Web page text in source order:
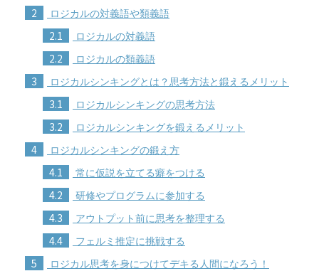
2 ロジカルの対義語や類義語
2.1 ロジカルの対義語
2.2 ロジカルの類義語
3 ロジカルシンキングとは？思考方法と鍛えるメリット
3.1 ロジカルシンキングの思考方法
3.2 ロジカルシンキングを鍛えるメリット
4 ロジカルシンキングの鍛え方
4.1 常に仮説を立てる癖をつける
4.2 研修やプログラムに参加する
4.3 アウトプット前に思考を整理する
4.4 フェルミ推定に挑戦する
5 ロジカル思考を身につけてデキる人間になろう！